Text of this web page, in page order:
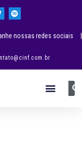
nossas redes sociais |